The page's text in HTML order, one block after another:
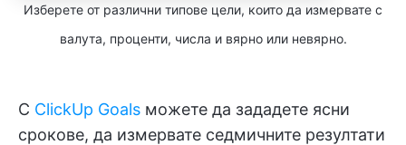
Изберете от различни типове цели, които да измервате с
валута, проценти, числа и вярно или невярно.
С ClickUp Goals можете да зададете ясни
срокове, да измервате седмичните резултати